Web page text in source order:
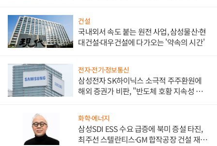
건설
국내외서 속도 붙는 원전 사업, 삼성물산·현
대건설·대우건설에 다가오는 '약속의 시간'
전자·전기·정보통신
삼성전자 SK하이닉스 소극적 주주환원에
해외 증권가 비판, "반도체 호황 지속성 의
화학·에너지
삼성SDI ESS 수요 급증에 북미 증설 타진,
최주선 스텔란티스·GM 합작공장 건설 재추